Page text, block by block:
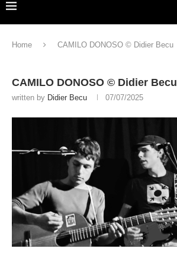
Home CAMILO DONOSO © Didier Becu
CAMILO DONOSO © Didier Becu
written by Didier Becu 07/07/2025